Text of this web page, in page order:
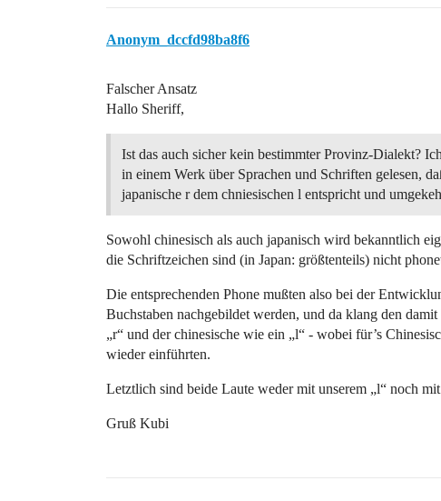
Anonym_dccfd98ba8f6
Falscher Ansatz
Hallo Sheriff,
Ist das auch sicher kein bestimmter Provinz-Dialekt?
in einem Werk über Sprachen und Schriften gelesen,
japanische r dem chniesischen l entspricht und
Sowohl chinesisch als auch japanisch wird bekanntlich
die Schriftzeichen sind (in Japan: größtenteils) nicht
Die entsprechenden Phone mußten also bei der
Buchstaben nachgebildet werden, und da klang den
„r“ und der chinesische wie ein „l“ - wobei für’s
wieder einführten.
Letztlich sind beide Laute weder mit unserem „l“ noch
Gruß Kubi